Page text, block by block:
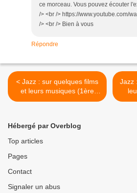
ce morceau. Vous pouvez écouter
/> <br /> https://www.youtube.com/
/> <br /> Bien à vous
Répondre
< Jazz : sur quelques films
et leurs musiques (1ère
partie)
Jazz
Hébergé par Overblog
Top articles
Pages
Contact
Signaler un abus